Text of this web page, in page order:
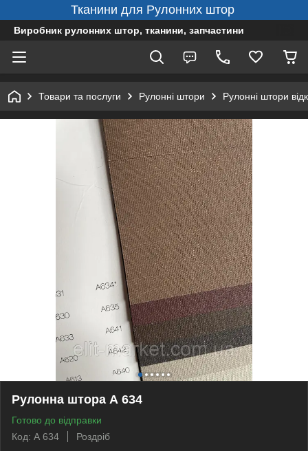
Тканини для Рулонних штор
Виробник рулонних штор, тканини, запчастини
Товари та послуги Рулонні штори Рулонні штори
Рулонна штора А 634
Готово до відправки
Код: А 634
Роздріб